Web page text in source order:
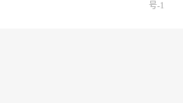
号-1